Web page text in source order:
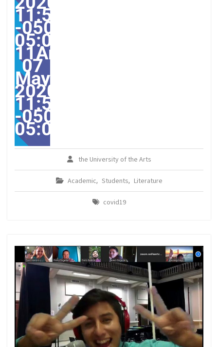
11:54:33
-0500-
05:00-
11America/
07
May
2020
11:54:33
-0500-
05:00America/
the University of the Arts
Academic, Students, Literature
covid19